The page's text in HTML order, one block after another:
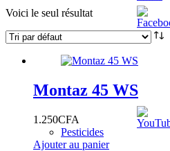
Voici le seul résultat
Montaz 45 WS
1.250CFA
Pesticides
Ajouter au panier